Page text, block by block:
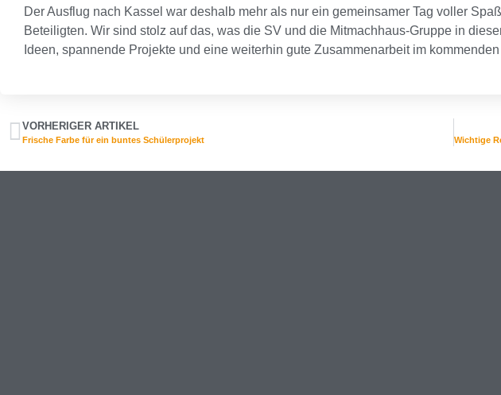
Der Ausflug nach Kassel war deshalb mehr als nur ein gemeinsamer Tag voller
Beteiligten. Wir sind stolz auf das, was die SV und die Mitmachhaus-Gruppe in
Ideen, spannende Projekte und eine weiterhin gute Zusammenarbeit im
VORHERIGER ARTIKEL
Frische Farbe für ein buntes Schülerprojekt